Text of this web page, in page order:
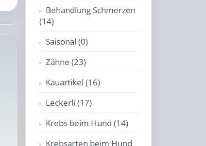
Behandlung Schmerzen
(14)
Saisonal (0)
Zähne (23)
Kauartikel (16)
Leckerli (17)
Krebs beim Hund (14)
Krebsarten beim Hund